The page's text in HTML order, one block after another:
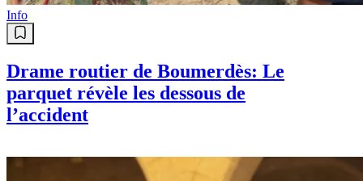
Info
Drame routier de Boumerdès: Le
parquet révèle les dessous de